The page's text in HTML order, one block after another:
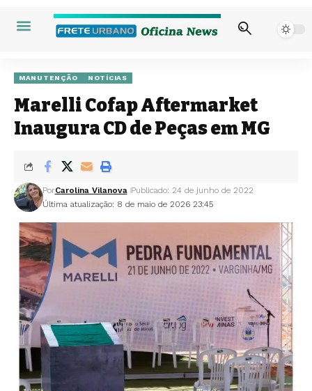
MANUTENÇÃO NOTÍCIAS
Marelli Cofap Aftermarket
Inaugura CD de Peças em MG
Última atualização: 8 de maio de 2026 23:45
PorCarolina Vilanova Publicado: 24 de junho de 2022